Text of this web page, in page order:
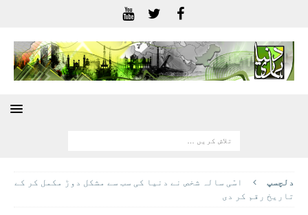
دلچسپ
اسّی سالہ شخص نے دنیا کی سب سے مشکل دوڑ مکمل کر کے
تاریخ رقم کر دی